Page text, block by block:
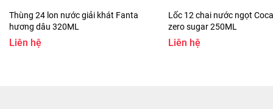
#nongshim #minongshim #migoinongshim
#mianliennongshim #micayshinkimchinongshimgoi120g
Thùng 24 lon nước giải khát Fanta
hương dâu 320ML
Liên hệ
Lốc 12 chai nước ngọt
zero sugar 250ML
Liên hệ